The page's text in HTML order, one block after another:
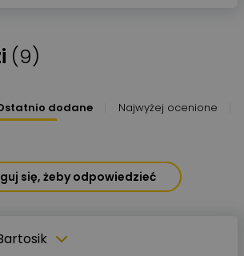
(9)
dodane Najwyżej ocenione
się, żeby odpowiedzieć